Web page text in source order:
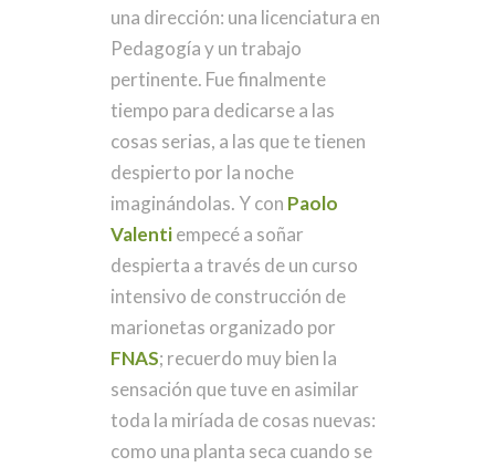
una dirección: una licenciatura en
Pedagogía y un trabajo
pertinente. Fue finalmente
tiempo para dedicarse a las
cosas serias, a las que te tienen
despierto por la noche
imaginándolas. Y con Paolo
Valentiempecé a soñar
despierta a través de un curso
intensivo de construcción de
marionetas organizado por
FNAS; recuerdo muy bien la
sensación que tuve en asimilar
toda la miríada de cosas nuevas:
como una planta seca cuando se